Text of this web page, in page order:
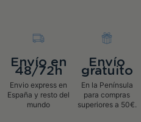
Envío en
48/72h
Envio express en
España y resto del
mundo
Envío
gratuito
En la Península
para compras
superiores a 50€.